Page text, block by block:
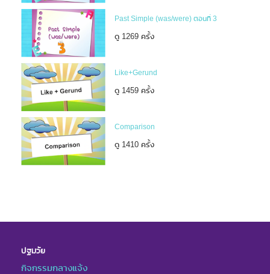
Past Simple (was/were) ตอนที่ 3
ดู 1269 ครั้ง
Like+Gerund
ดู 1459 ครั้ง
Comparison
ดู 1410 ครั้ง
ปฐมวัย
กิจกรรมกลางแจ้ง